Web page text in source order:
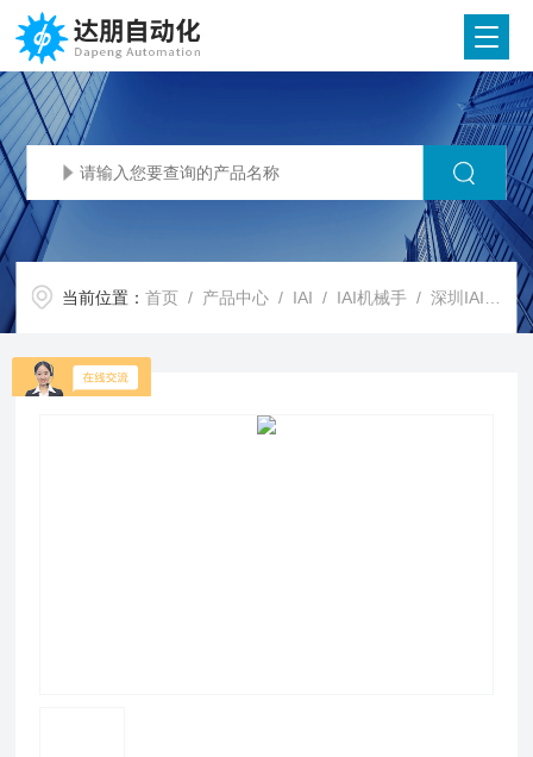
当前位置：首页 / 产品中心 / IAI / IAI机械手 / 深圳IAI代理IAI机器人